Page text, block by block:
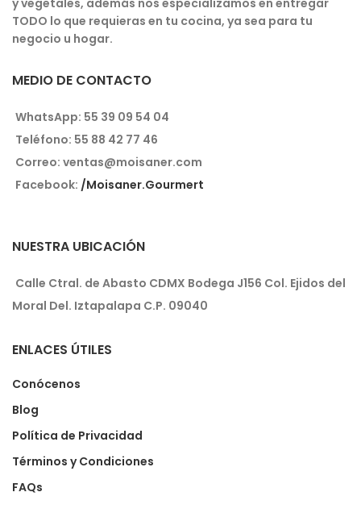
TODO lo que requieras en tu cocina, ya sea para tu
negocio u hogar.
MEDIO DE CONTACTO
WhatsApp: 55 39 09 54 04
Teléfono: 55 88 42 77 46
Correo: ventas@moisaner.com
Facebook: /Moisaner.Gourmert
NUESTRA UBICACIÓN
Calle Ctral. de Abasto CDMX Bodega J156 Col. Ejidos del
Moral Del. Iztapalapa C.P. 09040
ENLACES ÚTILES
Conócenos
Blog
Política de Privacidad
Términos y Condiciones
FAQs